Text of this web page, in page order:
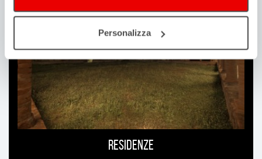
Personalizza
può
Residenze